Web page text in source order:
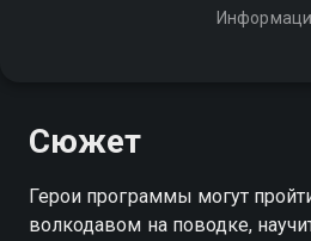
Сюжет
Герои программы могут
волкодавом на поводке,